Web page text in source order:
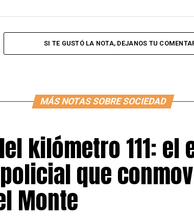
SI TE GUSTÓ LA NOTA, DEJANOS TU
MÁS NOTAS SOBRE SOCIEDAD
kilómetro 111: el
que
Monte